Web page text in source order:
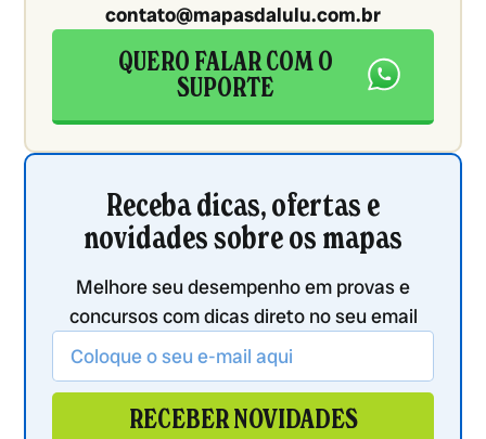
contato@mapasdalulu.com.br
QUERO FALAR COM O
SUPORTE
Receba dicas, ofertas e
novidades sobre os mapas
Melhore seu desempenho em provas e
concursos com dicas direto no seu email
RECEBER NOVIDADES